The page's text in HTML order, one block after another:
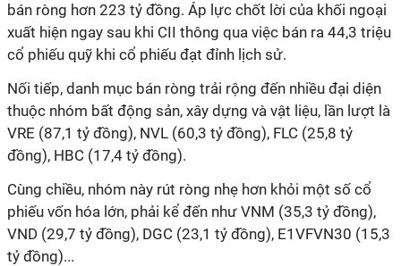
bán ròng hơn 223 tỷ đồng. Áp lực chốt lời của khối ngoại
xuất hiện ngay sau khi CII thông qua việc bán ra 44,3 triệu
cổ phiếu quỹ khi cổ phiếu đạt đỉnh lịch sử.
Nối tiếp, danh mục bán ròng trải rộng đến nhiều đại diện
thuộc nhóm bất động sản, xây dựng và vật liệu, lần lượt là
VRE (87,1 tỷ đồng), NVL (60,3 tỷ đồng), FLC (25,8 tỷ
đồng), HBC (17,4 tỷ đồng).
Cùng chiều, nhóm này rút ròng nhẹ hơn khỏi một số cổ
phiếu vốn hóa lớn, phải kể đến như VNM (35,3 tỷ đồng),
VND (29,7 tỷ đồng), DGC (23,1 tỷ đồng), E1VFVN30 (15,3
tỷ đồng)...